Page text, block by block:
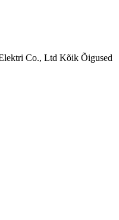
Co., Ltd Kõik Õigused